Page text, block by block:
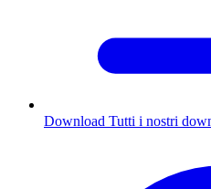
Download Tutti i nostri